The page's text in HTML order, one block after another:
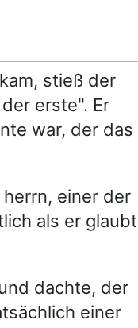
stieß der
erste". Er
war, der das
einer der
als er
dachte, der
einer